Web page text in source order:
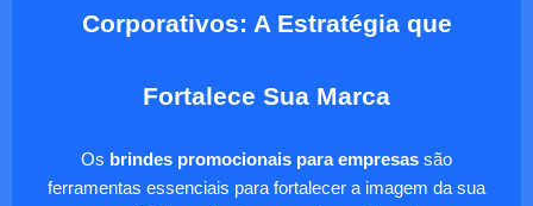
Corporativos: A Estratégia que
Fortalece Sua Marca
Os brindes promocionais para empresas são
ferramentas essenciais para fortalecer a imagem da sua